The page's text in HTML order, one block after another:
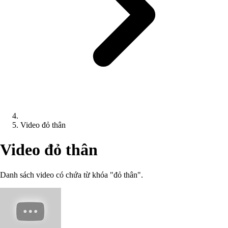
Video đỏ thân
Video đỏ thân
Danh sách video có chứa từ khóa "đỏ thân".